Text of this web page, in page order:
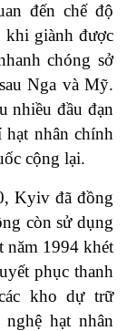
đến chế độ
khi giành được
chóng sở
Nga và Mỹ.
nhiều đầu đạn
nhân chính
cộng lại.
Kyiv đã đồng
còn sử dụng
năm 1994 khét
phụcthanh
kho dự trữ
hạt nhân